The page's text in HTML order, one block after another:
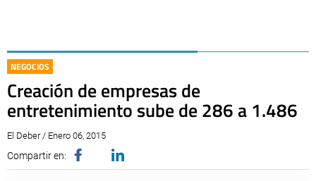
NEGOCIOS
Creación de empresas de
entretenimiento sube de 286 a 1.486
El Deber / Enero 06, 2015
Compartir en: